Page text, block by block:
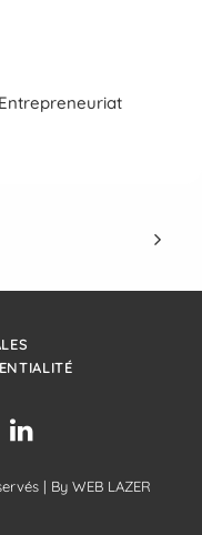
Entrepreneuriat
| By WEB LAZER